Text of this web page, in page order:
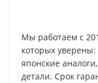
Мы работаем с
которых
японские
детали. Срок